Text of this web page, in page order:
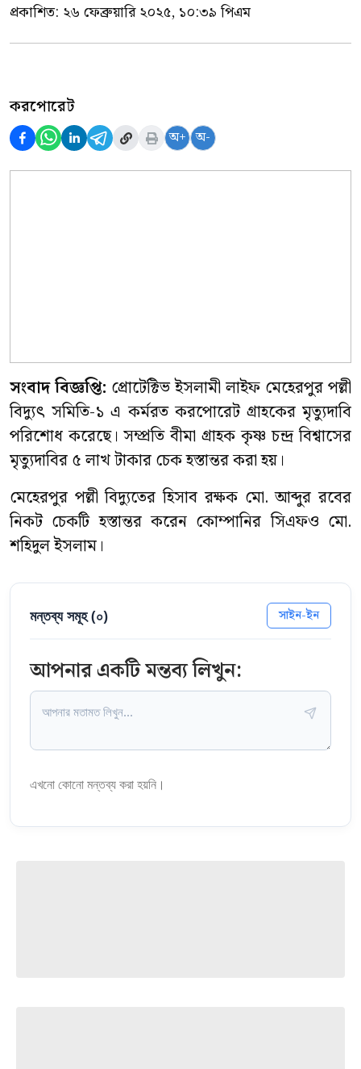
প্রকাশিত: ২৬ ফেব্রুয়ারি ২০২৫, ১০:৩৯ পিএম
করপোরেট
অ+ অ-
সংবাদ বিজ্ঞপ্তি: প্রোটেক্টিভ ইসলামী লাইফ মেহেরপুর পল্লী
বিদ্যুৎ সমিতি-১ এ কর্মরত করপোরেট গ্রাহকের মৃত্যুদাবি
পরিশোধ করেছে। সম্প্রতি বীমা গ্রাহক কৃষ্ণ চন্দ্র বিশ্বাসের
মৃত্যুদাবির ৫ লাখ টাকার চেক হস্তান্তর করা হয়।
মেহেরপুর পল্লী বিদ্যুতের হিসাব রক্ষক মো. আব্দুর রবের
নিকট চেকটি হস্তান্তর করেন কোম্পানির সিএফও মো.
শহিদুল ইসলাম।
মন্তব্য সমূহ (০) সাইন-ইন
আপনার একটি মন্তব্য লিখুন:
এখনো কোনো মন্তব্য করা হয়নি।